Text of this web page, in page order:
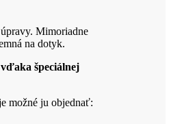
Mimoriadne
na dotyk.
špeciálnej
možné ju objednať: